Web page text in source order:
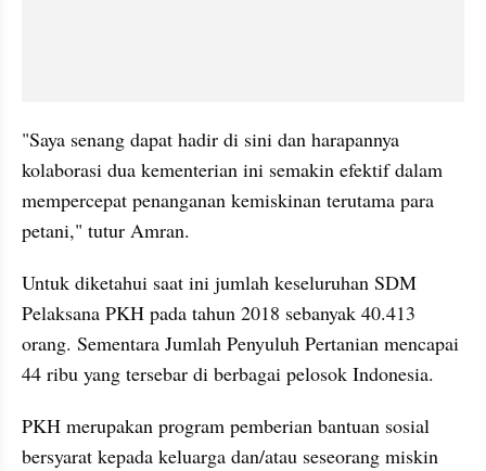
"Saya senang dapat hadir di sini dan harapannya
kolaborasi dua kementerian ini semakin efektif dalam
mempercepat penanganan kemiskinan terutama para
petani," tutur Amran.
Untuk diketahui saat ini jumlah keseluruhan SDM
Pelaksana PKH pada tahun 2018 sebanyak 40.413
orang. Sementara Jumlah Penyuluh Pertanian mencapai
44 ribu yang tersebar di berbagai pelosok Indonesia.
PKH merupakan program pemberian bantuan sosial
bersyarat kepada keluarga dan/atau seseorang miskin